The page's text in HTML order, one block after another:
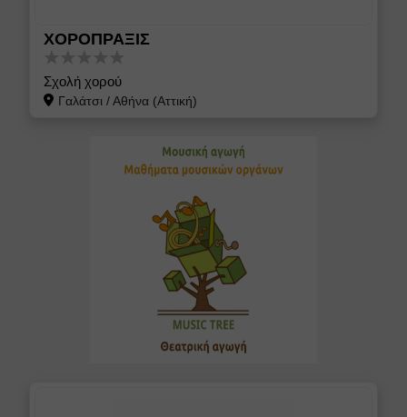
ΧΟΡΟΠΡΑΞΙΣ
Σχολή χορού
Γαλάτσι/Αθήνα (Αττική)